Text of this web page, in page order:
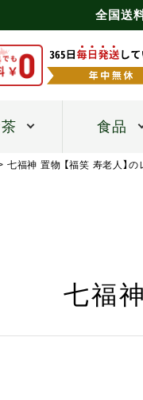
全国送
食品
七福神 置物 【福笑 寿老人】の
七福